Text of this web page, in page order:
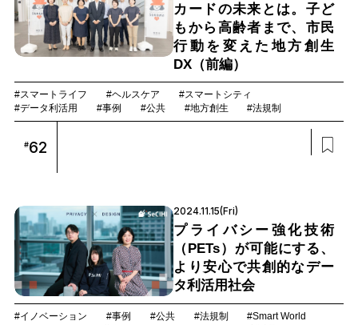
カードの未来とは。子ど
もから高齢者まで、市民
行動を変えた地方創生
DX（前編）
#スマートライフ #ヘルスケア
#スマートシティ
#データ利活用
#事例 #公共 #地方創生 #法規制
#62
2024.11.15(Fri)
プライバシー強化技術
（PETs）が可能にする、
より安心で共創的なデー
タ利活用社会
#イノベーション #事例 #公共 #法規制
#Smart World